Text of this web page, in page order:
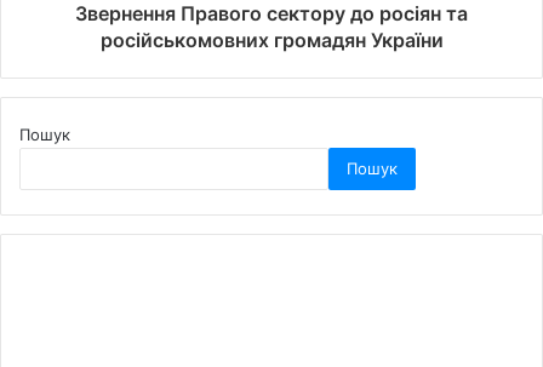
Звернення Правого сектору до росіян та
російськомовних громадян України
Пошук
Пошук